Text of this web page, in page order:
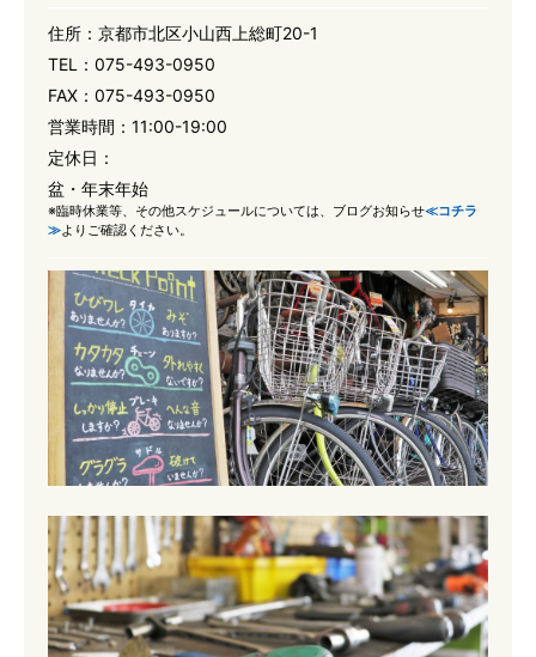
住所： 京都市北区小山西上総町20-1
TEL： 075-493-0950
FAX： 075-493-0950
営業時間： 11:00-19:00
定休日：
盆・年末年始
※臨時休業等、その他スケジュールについては、ブログお知らせ≪コチラ
≫よりご確認ください。